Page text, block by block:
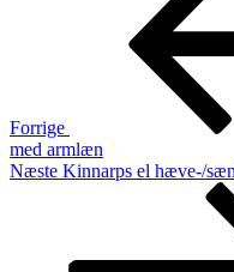
Forrige
med armlæn
Næste
Næste Kinnarps el hæve-/